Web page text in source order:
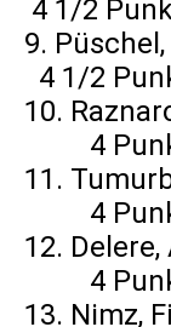
4 1/2
9.
4 1/2
10.
4
11.
4
12.
4
13.